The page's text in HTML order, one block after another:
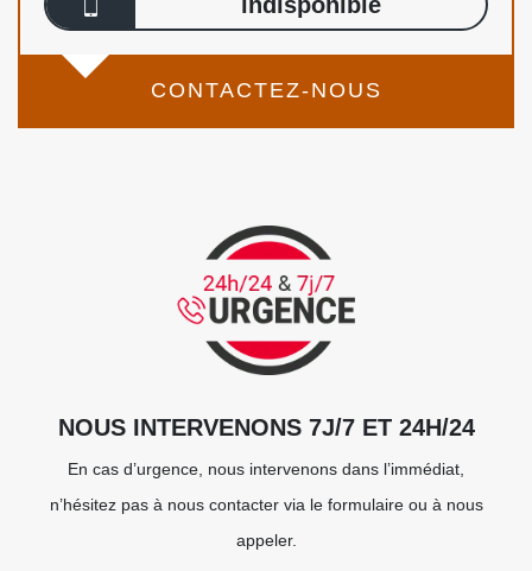
CONTACTEZ-NOUS
NOUS INTERVENONS 7J/7 ET 24H/24
En cas d’urgence, nous intervenons dans l’immédiat,
n’hésitez pas à nous contacter via le formulaire ou à nous
appeler.